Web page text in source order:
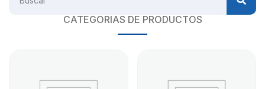
CATEGORIAS DE PRODUCTOS